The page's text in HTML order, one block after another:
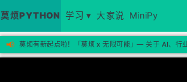
莫烦PYTHON 学习 ▾ 大家说 MiniPy
📢